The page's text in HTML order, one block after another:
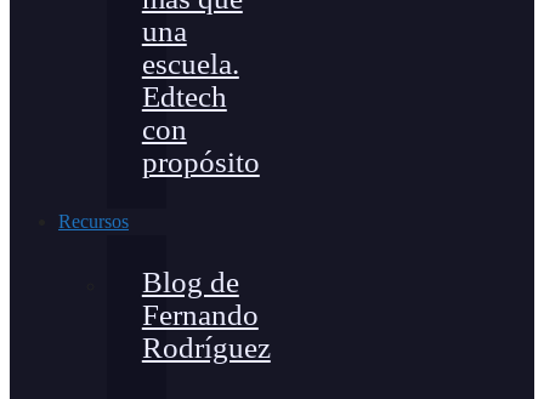
una
escuela.
Edtech
con
propósito
Recursos
Blog de
Fernando
Rodríguez